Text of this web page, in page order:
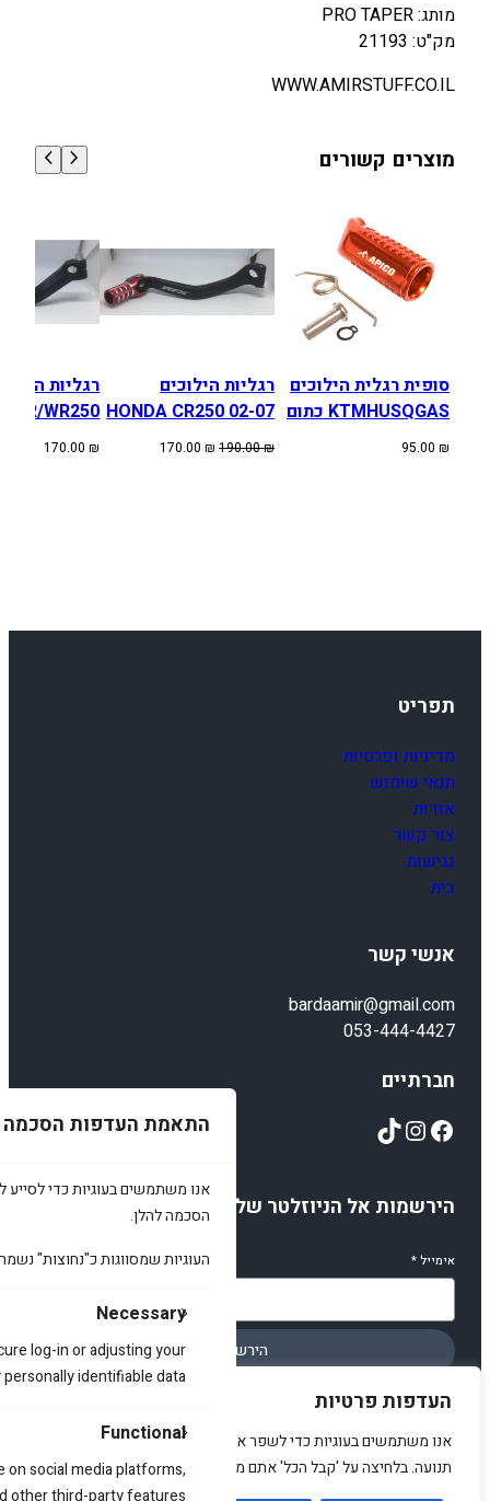
העדפות פרטיות
אנו משתמשים בעוגיות כדי לשפר את האתר, להציג תוכן מותאם ולנתח
תנועה. בלחיצה על 'קבל הכל' אתם מסכימים לכך.
התאמת העדפות הסכמה
אנו משתמשים בעוגיות כדי לסייע
הסכמה להלן.
העוגיות שמסווגות כ"נחוצות"
Necessary
log-in or adjusting your
identifiable data.
Functional
social media platforms,
other third-party features.
מותג: PRO TAPER
מק"ט: 21193
WWW.AMIRSTUFF.CO.IL
מוצרים קשורים
סופית רגלית הילוכים
KTMHUSQGAS כתום
95.00 ₪
רגליות הילוכים
HONDA CR250 02-07
190.00₪
המחיר
170.00₪
המחיר
CR/WR250
170.00₪
תפריט
מדיניות ופרטיות
תנאי שימוש
אודות
צור קשר
נגישות
בית
אנשי קשר
bardaamir@gmail.com
053-444-4427
חברתיים
Facebook
Instagram
TikTok
הירשמות אל הניוזלטר שלנו
אימייל*
הירשמו
© 2025 amirstuff. All rights reserved.